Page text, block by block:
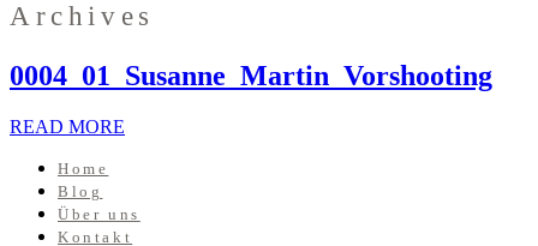
Archives
0004_01_Susanne_Martin_Vorshooting
READ MORE
Home
Blog
Über uns
Kontakt